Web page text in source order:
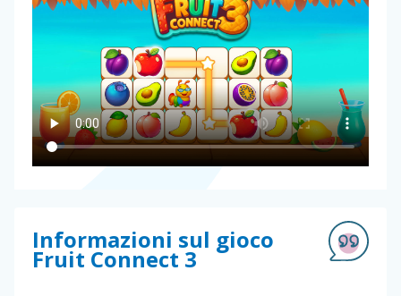
Informazioni sul gioco
Fruit Connect 3